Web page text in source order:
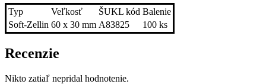
Typ Veľkosť ŠUKL kód Balenie
Soft-Zellin 60 x 30 mm A83825 100 ks
Recenzie
Nikto zatiaľ nepridal hodnotenie.